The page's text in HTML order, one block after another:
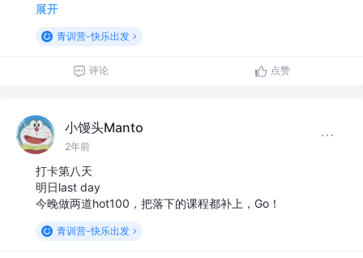
展开
青训营-快乐出发
评论 点赞
小馒头Manto
2年前
打卡第八天
明日last day
今晚做两道hot100，把落下的课程都补上，Go！
青训营-快乐出发